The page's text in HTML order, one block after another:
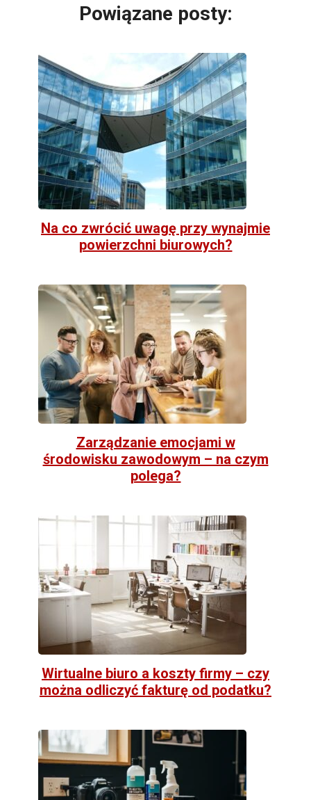
Powiązane posty:
Na co zwrócić uwagę przy wynajmie
powierzchni biurowych?
Zarządzanie emocjami w
środowisku zawodowym – na czym
polega?
Wirtualne biuro a koszty firmy – czy
można odliczyć fakturę od podatku?